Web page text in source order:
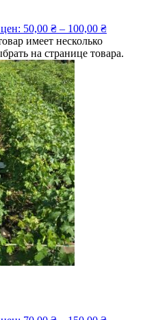
50,00 ₴ – 100,00 ₴
имеет несколько
на странице товара.